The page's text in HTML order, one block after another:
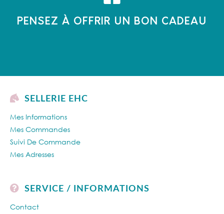
PENSEZ À OFFRIR UN BON CADEAU
SELLERIE EHC
Mes Informations
Mes Commandes
Suivi De Commande
Mes Adresses
SERVICE / INFORMATIONS
Contact